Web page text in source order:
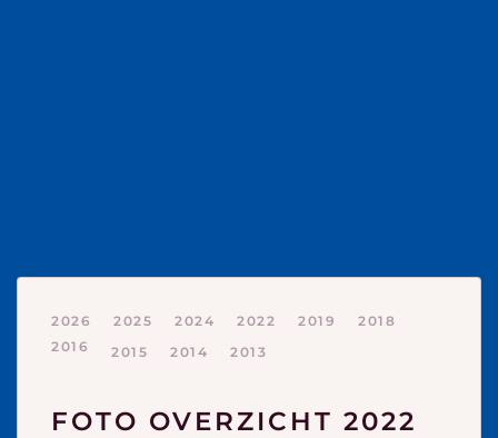
2026 2025 2024 2022 2019
2018
2016
2015 2014 2013
FOTO OVERZICHT 2022